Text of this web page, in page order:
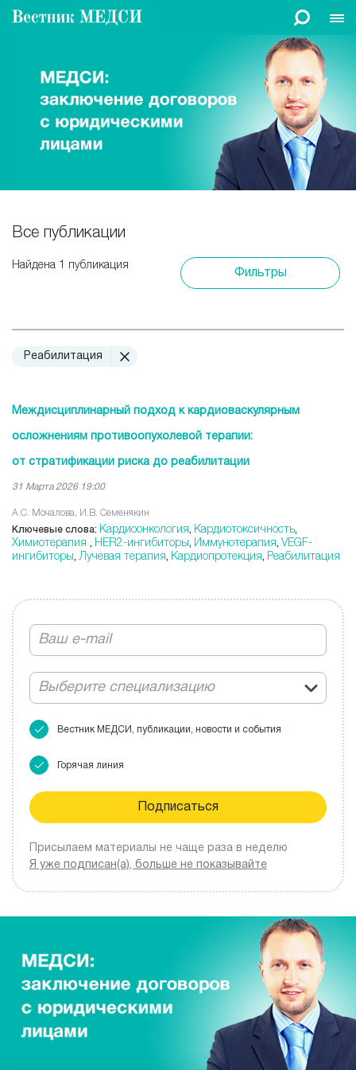
Все публикации
Найдена 1 публикация
Фильтры
Реабилитация
Междисциплинарный подход к кардиоваскулярным
осложнениям противоопухолевой терапии:
от стратификации риска до реабилитации
31 Марта 2026 19:00
А.С. Мочалова, И.В. Семенякин
Ключевые слова: Кардиоонкология, Кардиотоксичность,
Химиотерапия , HER2-ингибиторы, Иммунотерапия, VEGF-
ингибиторы, Лучевая терапия, Кардиопротекция, Реабилитация
Выберите специализацию
Вестник МЕДСИ, публикации, новости и события
Горячая линия
Присылаем материалы не чаще раза в неделю
Я уже подписан(а), больше не показывайте